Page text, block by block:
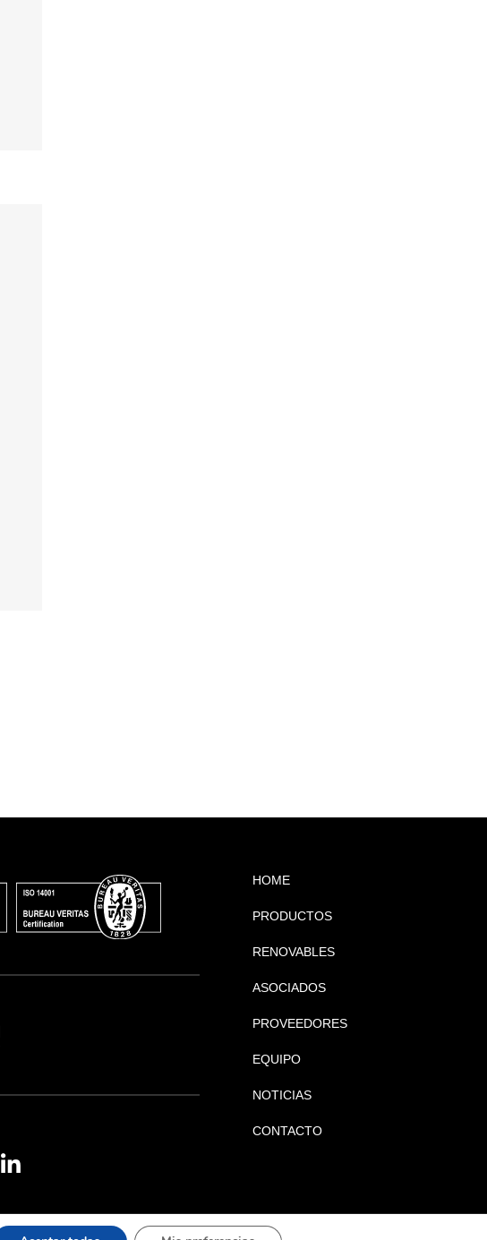
HOME
PRODUCTOS
RENOVABLES
ASOCIADOS
PROVEEDORES
EQUIPO
NOTICIAS
CONTACTO